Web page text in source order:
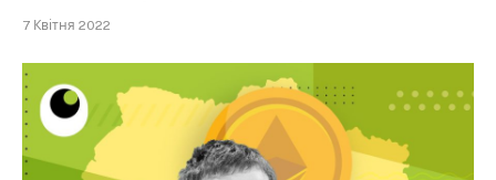
7 Квітня 2022